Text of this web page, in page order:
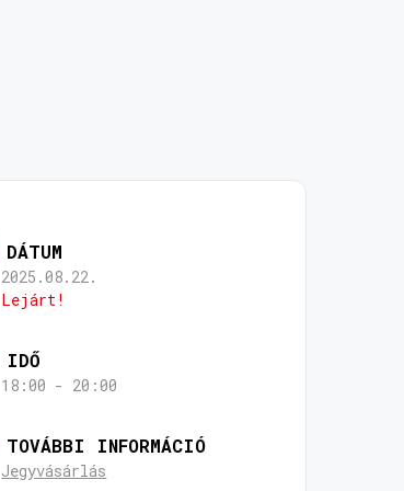
DÁTUM
2025.08.22.
Lejárt!
IDŐ
18:00 - 20:00
TOVÁBBI INFORMÁCIÓ
Jegyvásárlás